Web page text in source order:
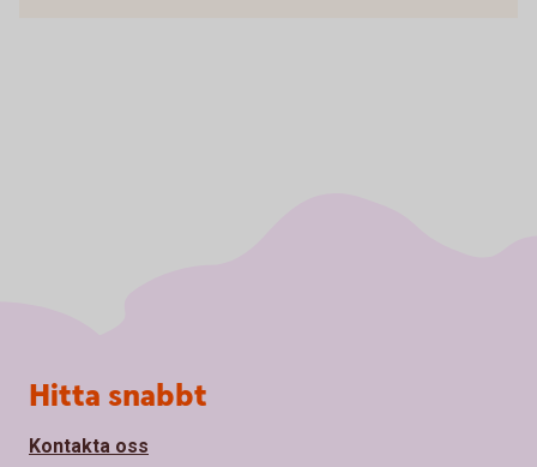
Sidfot
Hitta snabbt
Kontakta oss